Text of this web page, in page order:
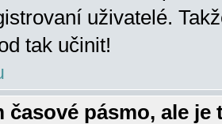
uživatelé.
tak učinit!
časové pásmo, ale je